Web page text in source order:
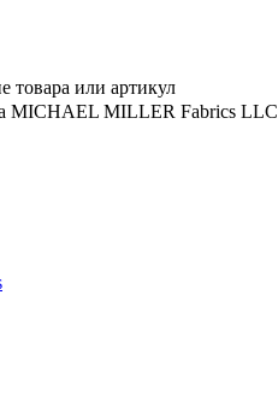
товара или артикул
MICHAEL MILLER Fabrics LLC